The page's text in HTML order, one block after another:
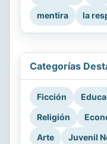
mentira
la
Categorías
Ficción
Religión
Arte
Juvenil